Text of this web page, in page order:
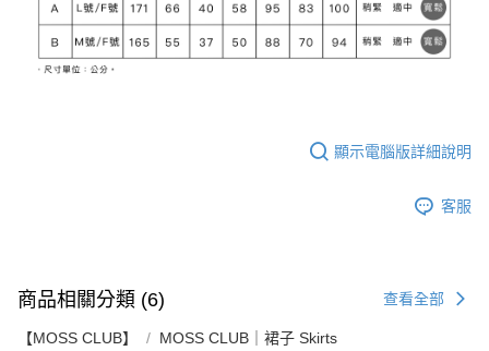
顯示電腦版詳細說明
客服
商品相關分類 (6) 查看全部
【MOSS CLUB】 MOSS CLUB｜裙子 Skirts